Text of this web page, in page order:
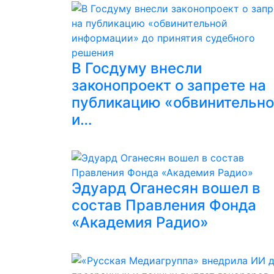
В Госдуму внесли
законопроект о запрете на
публикацию
и…
Эдуард Оганесян вошел в
состав Правления Фонда
«Академия Радио»